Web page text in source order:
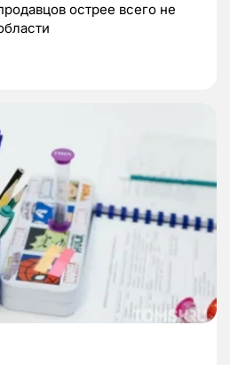
острее всего не